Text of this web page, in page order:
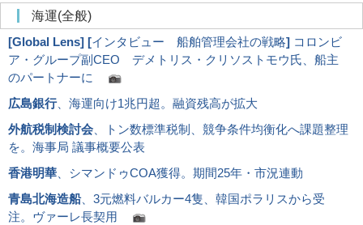
海運(全般)
[Global Lens] [インタビュー 船舶管理会社の戦略] コロンビ
ア・グループ副CEO デメトリス・クリソストモウ氏、船主
のパートナーに
広島銀行、海運向け1兆円超。融資残高が拡大
外航税制検討会 、トン数標準税制、競争条件均衡化へ課題整理
を。海事局 議事概要公表
香港明華 、シマンドゥCOA獲得。期間25年・市況連動
青島北海造船、3元燃料バルカー4隻、韓国ポラリスから受
注。ヴァーレ長契用